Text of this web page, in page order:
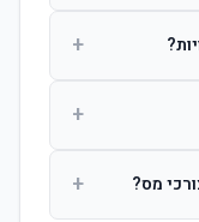
ממס עד לתקרה
+
הראשונה.
+
מס? +